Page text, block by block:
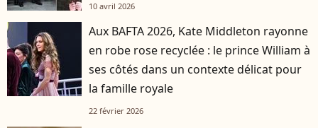
10 avril 2026
Aux BAFTA 2026, Kate Middleton rayonne
en robe rose recyclée : le prince William à
ses côtés dans un contexte délicat pour
la famille royale
22 février 2026